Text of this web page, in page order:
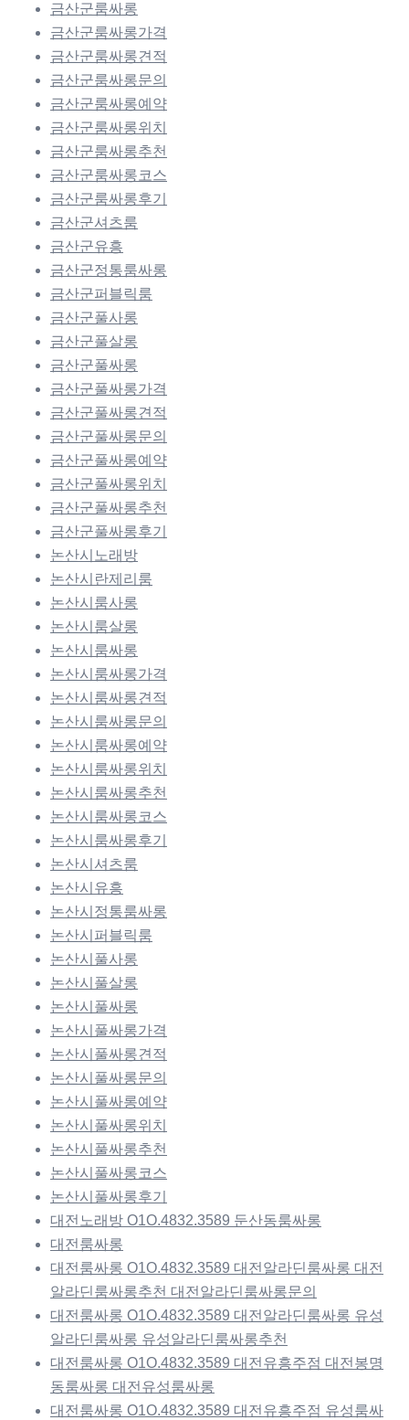
금산군룸싸롱
금산군룸싸롱가격
금산군룸싸롱견적
금산군룸싸롱문의
금산군룸싸롱예약
금산군룸싸롱위치
금산군룸싸롱추천
금산군룸싸롱코스
금산군룸싸롱후기
금산군셔츠룸
금산군유흥
금산군정통룸싸롱
금산군퍼블릭룸
금산군풀사롱
금산군풀살롱
금산군풀싸롱
금산군풀싸롱가격
금산군풀싸롱견적
금산군풀싸롱문의
금산군풀싸롱예약
금산군풀싸롱위치
금산군풀싸롱추천
금산군풀싸롱후기
논산시노래방
논산시란제리룸
논산시룸사롱
논산시룸살롱
논산시룸싸롱
논산시룸싸롱가격
논산시룸싸롱견적
논산시룸싸롱문의
논산시룸싸롱예약
논산시룸싸롱위치
논산시룸싸롱추천
논산시룸싸롱코스
논산시룸싸롱후기
논산시셔츠룸
논산시유흥
논산시정통룸싸롱
논산시퍼블릭룸
논산시풀사롱
논산시풀살롱
논산시풀싸롱
논산시풀싸롱가격
논산시풀싸롱견적
논산시풀싸롱문의
논산시풀싸롱예약
논산시풀싸롱위치
논산시풀싸롱추천
논산시풀싸롱코스
논산시풀싸롱후기
대전노래방 O1O.4832.3589 둔산동룸싸롱
대전룸싸롱
대전룸싸롱 O1O.4832.3589 대전알라딘룸싸롱 대전
알라딘룸싸롱추천 대전알라딘룸싸롱문의
대전룸싸롱 O1O.4832.3589 대전알라딘룸싸롱 유성
알라딘룸싸롱 유성알라딘룸싸롱추천
대전룸싸롱 O1O.4832.3589 대전유흥주점 대전봉명
동룸싸롱 대전유성룸싸롱
대전룸싸롱 O1O.4832.3589 대전유흥주점 유성룸싸